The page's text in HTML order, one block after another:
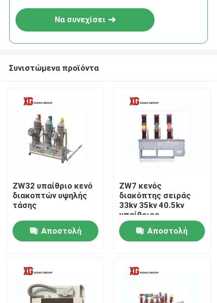
Σπίτι
Προϊόντα
Περίπου εμείς
Να συνεχίσει
Συνιστώμενα προϊόντα
ZW32 υπαίθριο κενό
διακοπτών υψηλής
τάσης
Αποστολή
ZW7 κενός
διακόπτης σειράς
33kv 35kv 40.5kv
υπαίθριος
Αποστολή